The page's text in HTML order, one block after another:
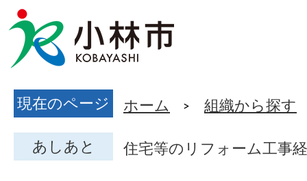
現在のページ ホーム 組織から探す
あしあと 住宅等のリフォーム工事